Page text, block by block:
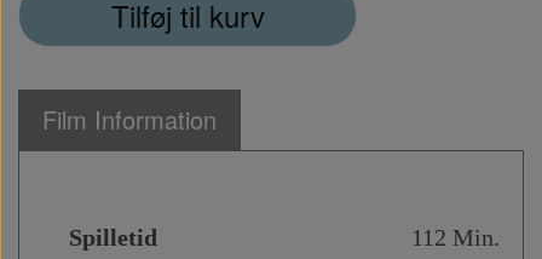
Tilføj til kurv
Film Information
Spilletid 112 Min.